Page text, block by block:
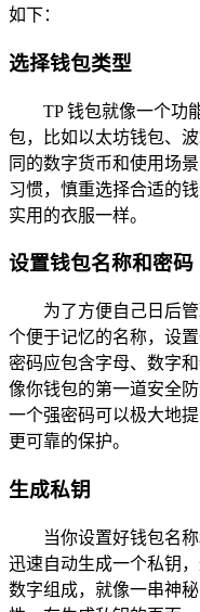
如下：
选择钱包类型
TP 钱包就像一个功
包，比如以太坊钱包、
同的数字货币和使用场
习惯，慎重选择合适的
实用的衣服一样。
设置钱包名称和密码
为了方便自己日后
个便于记忆的名称，设
密码应包含字母、数字
像你钱包的第一道安全
一个强密码可以极大地
更可靠的保护。
生成私钥
当你设置好钱包名
迅速自动生成一个私钥
数字组成，就像一串神